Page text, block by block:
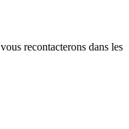
recontacterons dans les